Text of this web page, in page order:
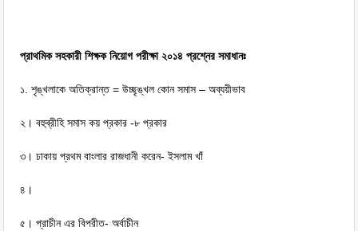
প্রাথমিক সহকারী শিক্ষক নিয়োগ পরীক্ষা ২০১৪ প্রশ্নের সমাধানঃ
১. শৃঙ্খলাকে অতিক্রান্ত = উচ্ছৃঙ্খল কোন সমাস – অব্যয়ীভাব
২। বহুব্রীহি সমাস কয় প্রকার -৮ প্রকার
৩। ঢাকায় প্রথম বাংলার রাজধানী করেন- ইসলাম খাঁ
৪।
৫। প্রাচীন এর বিপরীত- অর্বাচীন